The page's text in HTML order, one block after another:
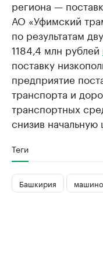
региона —
АО «Уфимский
по результатам
1184,4 млн рублей
поставку
предприятие
транспорта и
транспортных
снизив
Теги
Башкирия